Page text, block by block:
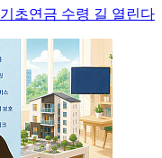
초연금 수령 길 열린다